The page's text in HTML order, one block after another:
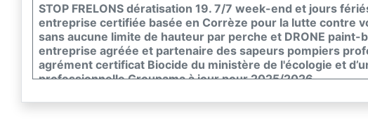
STOP FRELONS dératisation 19. 7/7 week-end et jours
entreprise certifiée basée en Corrèze pour la lutte contre
sans aucune limite de hauteur par perche et DRONE paint-
entreprise agréée et partenaire des sapeurs pompiers
agrément certificat Biocide du ministère de l'écologie et
professionnelle Groupama à jour pour 2025/2026.
Rongeurs, Pigeons, Taupes, Termites, insectes du bois ...